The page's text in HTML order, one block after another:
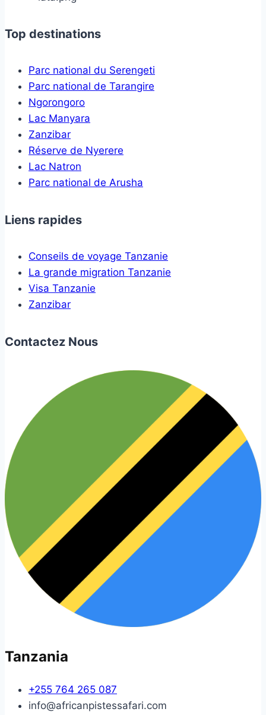
Top destinations
Parc national du Serengeti
Parc national de Tarangire
Ngorongoro
Lac Manyara
Zanzibar
Réserve de Nyerere
Lac Natron
Parc national de Arusha
Liens rapides
Conseils de voyage Tanzanie
La grande migration Tanzanie
Visa Tanzanie
Zanzibar
Contactez Nous
Tanzania
+255 764 265 087
info@africanpistessafari.com